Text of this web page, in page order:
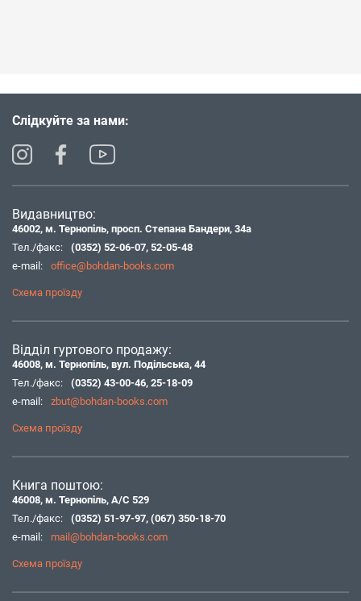
Слідкуйте за нами:
Видавництво:
46002, м. Тернопіль, просп. Степана Бандери, 34а
Тел./факс:
(0352) 52-06-07, 52-05-48
e-mail:
office@bohdan-books.com
Схема проїзду
Відділ гуртового продажу:
46008, м. Тернопіль, вул. Подільська, 44
Тел./факс:
(0352) 43-00-46, 25-18-09
e-mail:
zbut@bohdan-books.com
Схема проїзду
Книга поштою:
46008, м. Тернопіль, А/С 529
Тел./факс:
(0352) 51-97-97, (067) 350-18-70
e-mail:
mail@bohdan-books.com
Схема проїзду